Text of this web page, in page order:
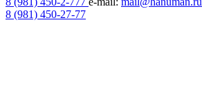
8 (981) 450-27-77